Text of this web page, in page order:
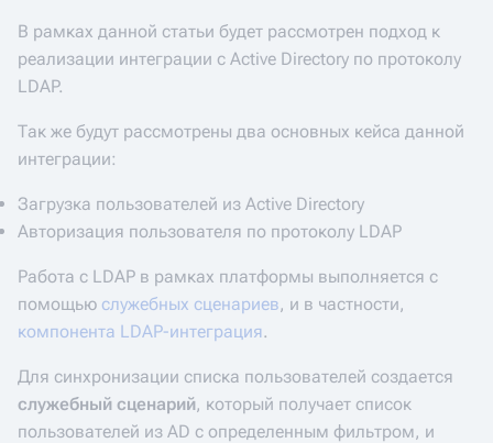
В рамках данной статьи будет рассмотрен подход к
реализации интеграции с Active Directory по протоколу
LDAP.
Так же будут рассмотрены два основных кейса данной
интеграции:
Загрузка пользователей из Active Directory
Авторизация пользователя по протоколу LDAP
Работа с LDAP в рамках платформы выполняется с
помощью служебных сценариев, и в частности,
компонента LDAP-интеграция.
Для синхронизации списка пользователей создается
служебный сценарий, который получает список
пользователей из AD с определенным фильтром, и